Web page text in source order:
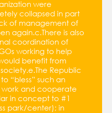
were
collapsed in part
of management of
again.c.There is also
coordination of
working to help
benefit from
Republic
“bless” such an
and cooperate
in concept to #1
park/center); in